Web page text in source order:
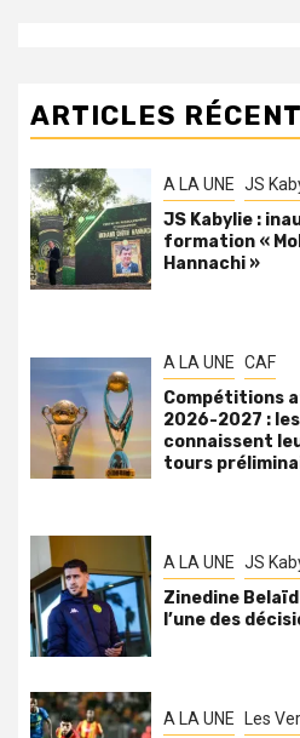
ARTICLES
A LA UNE JS
JS Kabylie :
formation «
Hannachi »
A LA UNE CAF
Compétitions
2026-2027 :
connaissent
tours
A LA UNE JS
Zinedine
l’une des
A LA UNE Les